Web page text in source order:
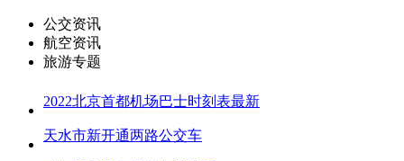
公交资讯
航空资讯
旅游专题
2022北京首都机场巴士时刻表最新
天水市新开通两路公交车